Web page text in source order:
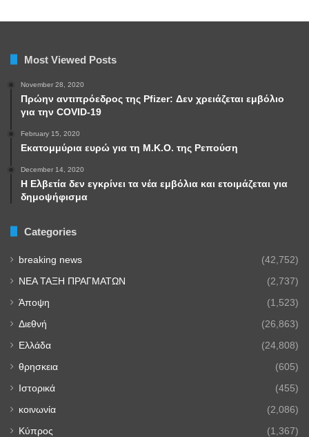
Most Viewed Posts
November 28, 2020
Πρώην αντιπρόεδρος της Pfizer: Δεν χρειάζεται εμβόλιο
για την COVID-19
February 15, 2020
Εκατομμύρια ευρώ για τη Μ.Κ.Ο. της Ρεπούση
December 14, 2020
Η Ελβετία δεν εγκρίνει τα νέα εμβόλια και ετοιμάζεται για
δημοψήφισμα
Categories
breaking news (42,752)
NEA TAΞΗ ΠΡΑΓΜΑΤΩΝ (2,737)
Άποψη (1,523)
Διεθνή (26,863)
Ελλάδα (24,808)
θρησκεια (605)
Ιστορικά (455)
κοινωνία (2,086)
Κύπρος (1,367)